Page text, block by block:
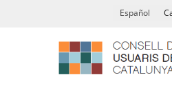
Español